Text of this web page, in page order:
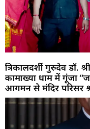
त्रिकालदर्शी गुरुदेव डॉ.
कामाख्या धाम में गूंजा
आगमन से मंदिर परिसर